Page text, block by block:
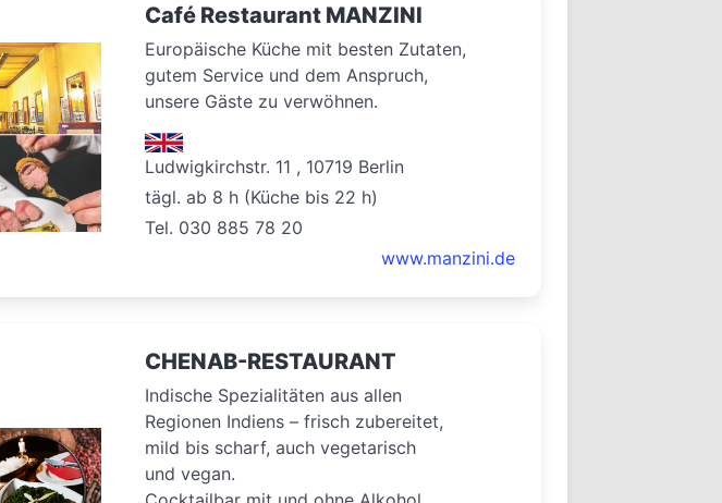
Café Restaurant MANZINI
Europäische Küche mit besten Zutaten,
gutem Service und dem Anspruch,
unsere Gäste zu verwöhnen.
Ludwigkirchstr. 11 , 10719 Berlin
tägl. ab 8 h (Küche bis 22 h)
Tel. 030 885 78 20
www.manzini.de
CHENAB-RESTAURANT
Indische Spezialitäten aus allen
Regionen Indiens – frisch zubereitet,
mild bis scharf, auch vegetarisch
und vegan.